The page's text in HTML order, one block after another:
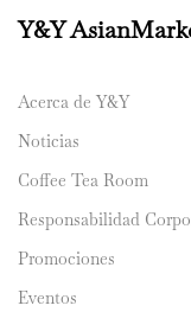
Y&Y
Acerca de Y&Y
Noticias
Coffee Tea Room
Responsabilidad
Promociones
Eventos